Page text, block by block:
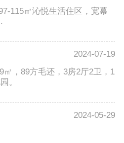
115㎡沁悦生活住区，宽幕
2024-07-19
㎡，89方毛还，3房2厅2卫，1
。
2024-05-29